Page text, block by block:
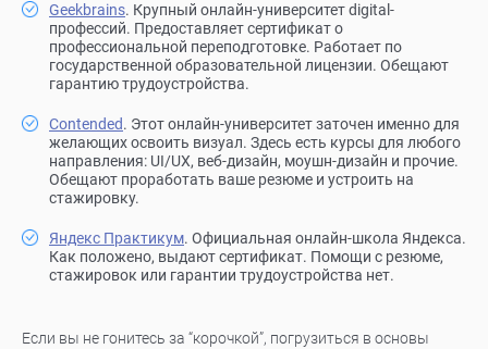
Geekbrains. Крупный онлайн-университет digital-
профессий. Предоставляет сертификат о
профессиональной переподготовке. Работает по
государственной образовательной лицензии. Обещают
гарантию трудоустройства.
Contended. Этот онлайн-университет заточен именно для
желающих освоить визуал. Здесь есть курсы для любого
направления: UI/UX, веб-дизайн, моушн-дизайн и прочие.
Обещают проработать ваше резюме и устроить на
стажировку.
Яндекс Практикум. Официальная онлайн-школа Яндекса.
Как положено, выдают сертификат. Помощи с резюме,
стажировок или гарантии трудоустройства нет.
Если вы не гонитесь за “корочкой”, погрузиться в основы